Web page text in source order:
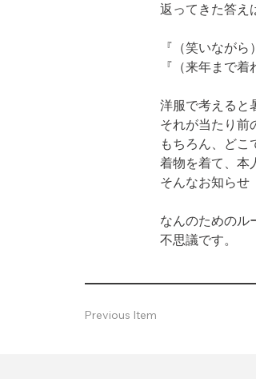
返ってきた答え
『（笑いながら
『（来年まで
洋服で考えると
それが当たり前
もちろん、どこ
着物を着て、本
そんなお知らせ
なんのためのル
不思議です。
Previous Item